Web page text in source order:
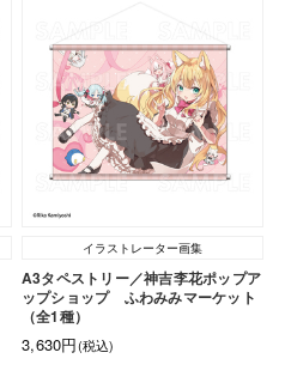
イラストレーター画集
A3タペストリー／神吉李花ポップア
ップショップ ふわみみマーケット
（全1種）
3,630円(税込)